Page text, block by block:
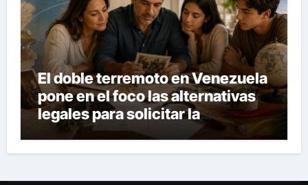
El doble terremoto en Venezuela
pone en el foco las alternativas
legales para solicitar la
nacionalidad por parte de
personas con vínculos